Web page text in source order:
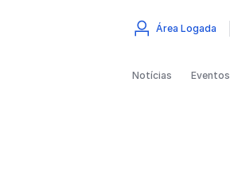
Área Logada
Notícias Eventos